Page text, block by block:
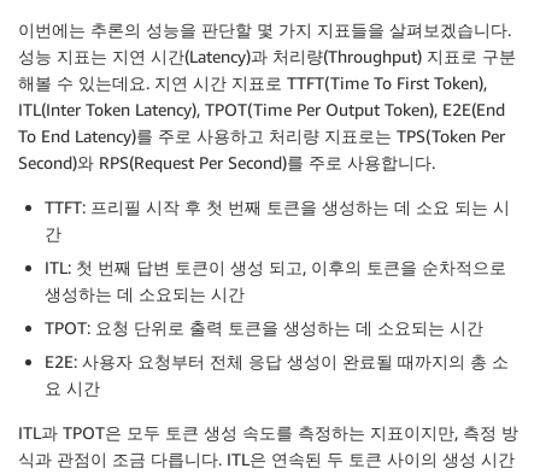
이번에는 추론의 성능을 판단할 몇 가지 지표들을 살펴보겠습니다.
성능 지표는 지연 시간(Latency)과 처리량(Throughput) 지표로 구분
해볼 수 있는데요. 지연 시간 지표로 TTFT(Time To First Token),
ITL(Inter Token Latency), TPOT(Time Per Output Token), E2E(End
To End Latency)를 주로 사용하고 처리량 지표로는 TPS(Token Per
Second)와 RPS(Request Per Second)를 주로 사용합니다.
TTFT: 프리필 시작 후 첫 번째 토큰을 생성하는 데 소요 되는 시
간
ITL: 첫 번째 답변 토큰이 생성 되고, 이후의 토큰을 순차적으로
생성하는 데 소요되는 시간
TPOT: 요청 단위로 출력 토큰을 생성하는 데 소요되는 시간
E2E: 사용자 요청부터 전체 응답 생성이 완료될 때까지의 총 소
요 시간
ITL과 TPOT은 모두 토큰 생성 속도를 측정하는 지표이지만, 측정 방
식과 관점이 조금 다릅니다. ITL은 연속된 두 토큰 사이의 생성 시간